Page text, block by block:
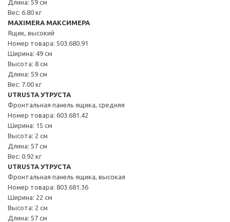
Длина: 59 см
Вес: 6.80 кг
MAXIMERA МАКСИМЕРА
Ящик, высокий
Номер товара: 503.680.91
Ширина: 49 см
Высота: 8 см
Длина: 59 см
Вес: 7.00 кг
UTRUSTA УТРУСТА
Фронтальная панель ящика, средняя
Номер товара: 603.681.42
Ширина: 15 см
Высота: 2 см
Длина: 57 см
Вес: 0.92 кг
UTRUSTA УТРУСТА
Фронтальная панель ящика, высокая
Номер товара: 803.681.36
Ширина: 22 см
Высота: 2 см
Длина: 57 см